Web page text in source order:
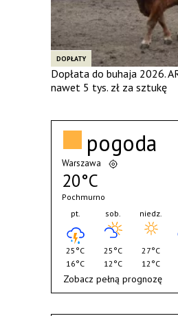
DOPŁATY
Dopłata do buhaja 2026.
nawet 5 tys. zł za sztukę
pogoda
Warszawa
20°C
Pochmurno
pt.
25°C
16°C
sob.
25°C
12°C
niedz.
27°C
12°C
Zobacz pełną prognozę